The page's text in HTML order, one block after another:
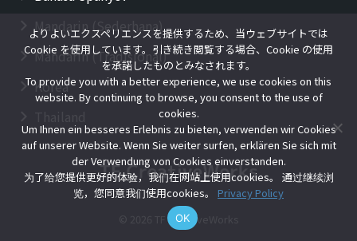
Mandarin (Sederhana)
Mandarin (Tradisional)
Korea
© 2026 TF CreativeWorks
よりよいエクスペリエンスを提供するため、当ウェブサイトでは
Cookie を使用しています。引き続き閲覧する場合、Cookie の使用
を承諾したものとみなされます。
To provide you with a better experience, we use cookies on this
website. By continuing to browse, you consent to the use of
cookies.
Um Ihnen ein besseres Erlebnis zu bieten, verwenden wir Cookies
auf unserer Website. Wenn Sie weiter surfen, erklären Sie sich mit
der Verwendung von Cookies einverstanden.
为了给您提供更好的体验，我们在网站上使用cookies。 通过继续浏
览，您同意我们使用cookies。 Privacy Policy
OK